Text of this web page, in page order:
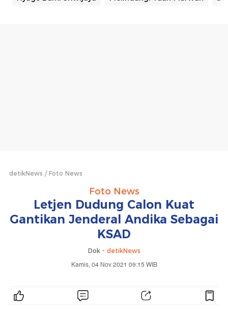
detikNews Foto News
Foto News
Letjen Dudung Calon Kuat
Gantikan Jenderal Andika Sebagai
KSAD
Dok - detikNews
Kamis, 04 Nov 2021 09:15 WIB